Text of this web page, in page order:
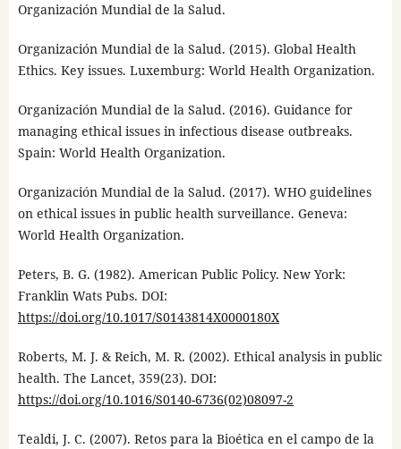
Organización Mundial de la Salud.
Organización Mundial de la Salud. (2015). Global Health
Ethics. Key issues. Luxemburg: World Health Organization.
Organización Mundial de la Salud. (2016). Guidance for
managing ethical issues in infectious disease outbreaks.
Spain: World Health Organization.
Organización Mundial de la Salud. (2017). WHO guidelines
on ethical issues in public health surveillance. Geneva:
World Health Organization.
Peters, B. G. (1982). American Public Policy. New York:
Franklin Wats Pubs. DOI:
https://doi.org/10.1017/S0143814X0000180X
Roberts, M. J. & Reich, M. R. (2002). Ethical analysis in public
health. The Lancet, 359(23). DOI:
https://doi.org/10.1016/S0140-6736(02)08097-2
Tealdi, J. C. (2007). Retos para la Bioética en el campo de la